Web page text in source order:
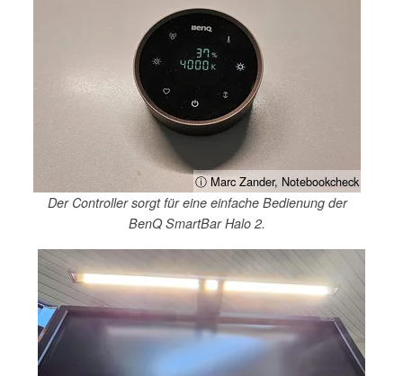
ⓘ Marc Zander, Notebookcheck
Der Controller sorgt für eine einfache Bedienung der
BenQ SmartBar Halo 2.